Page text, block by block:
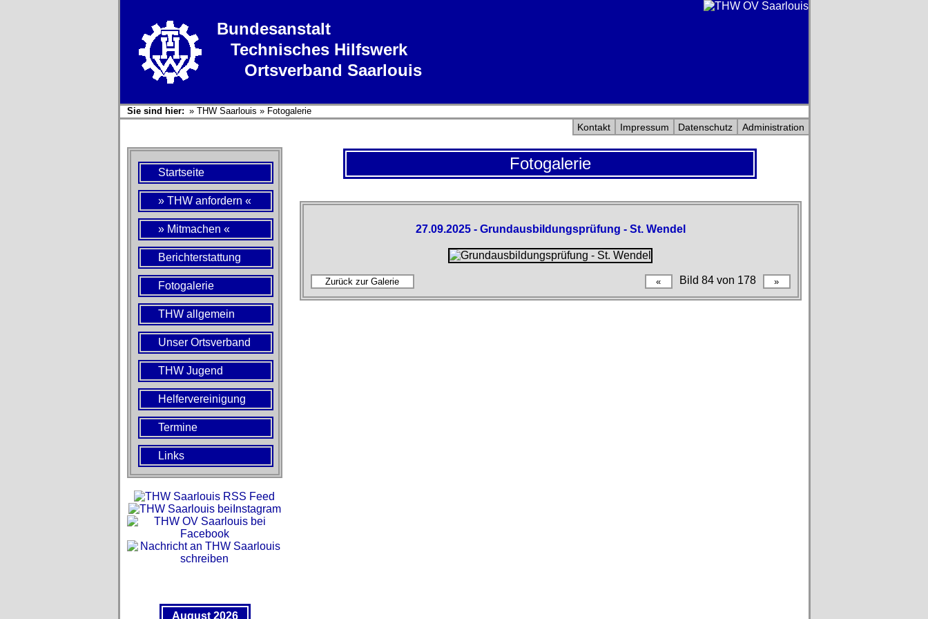
Bundesanstalt
Technisches Hilfswerk
Ortsverband Saarlouis
Sie sind hier: » THW Saarlouis » Fotogalerie
Kontakt Impressum Datenschutz Administration
Startseite
» THW anfordern «
» Mitmachen «
Berichterstattung
Fotogalerie
THW allgemein
Unser Ortsverband
THW Jugend
Helfervereinigung
Termine
Links
August 2026
Fotogalerie
27.09.2025 - Grundausbildungsprüfung - St. Wendel
Bild 84 von 178